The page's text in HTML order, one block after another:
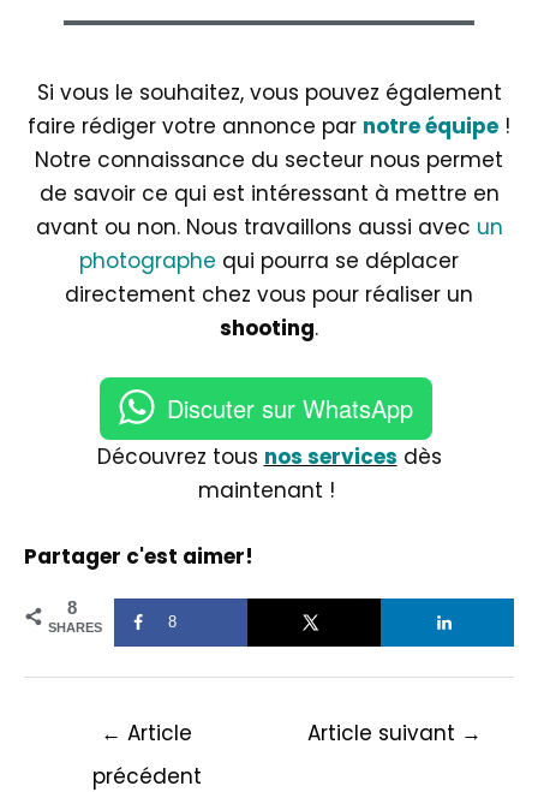
Si vous le souhaitez, vous pouvez également
faire rédiger votre annonce par notre équipe !
Notre connaissance du secteur nous permet
de savoir ce qui est intéressant à mettre en
avant ou non. Nous travaillons aussi avec un
photographe qui pourra se déplacer
directement chez vous pour réaliser un
shooting.
Discuter sur WhatsApp
Découvrez tous nos services dès
maintenant !
Partager c'est aimer!
8
SHARES 8
← Article
précédent
Article suivant →